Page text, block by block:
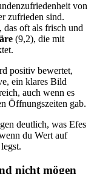
von
zufrieden sind.
das oft als frisch und
(9,2), die mit
positiv bewertet,
ein klares Bild
auch wenn es
Öffnungszeiten gab.
deutlich, was Efes
du Wert auf
nicht mögen